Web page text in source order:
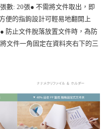
數: 20張● 不需將文件取出，即
便的指鉤設計可輕易地翻開上
防止文件脫落放置文件時，為防
文件一角固定在資料夾右下的三